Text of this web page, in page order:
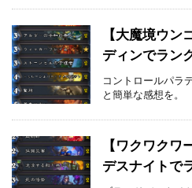
【大魔境ウン
ディンでラン
コントロールパラ
と簡単な感想を。
【ワクワクワ
デスナイトで